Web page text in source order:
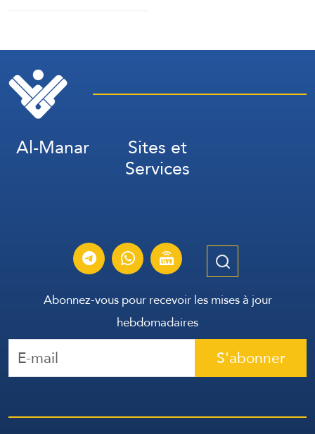
de Damas.
Al-Manar Sites et
Services
Abonnez-vous pour recevoir les mises à jour
hebdomadaires
S'abonner